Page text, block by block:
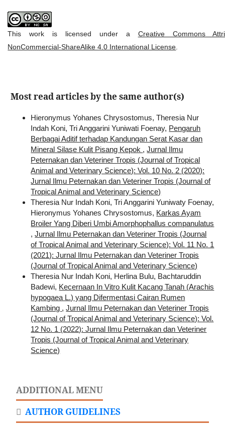
This work is licensed under a Creative Commons
NonCommercial-ShareAlike 4.0 International License
Most read articles by the same author(s)
Hieronymus Yohanes Chrysostomus, Theresia Nur
Indah Koni, Tri Anggarini Yuniwati Foenay, Pengaruh
Berbagai Aditif terhadap Kandungan Serat Kasar dan
Mineral Silase Kulit Pisang Kepok ,Jurnal Ilmu
Peternakan dan Veteriner Tropis (Journal of Tropical
Animal and Veterinary Science): Vol. 10 No. 2 (2020):
Jurnal Ilmu Peternakan dan Veteriner Tropis (Journal of
Tropical Animal and Veterinary Science)
Theresia Nur Indah Koni, Tri Anggarini Yuniwaty Foenay,
Hieronymus Yohanes Chrysostomus, Karkas Ayam
Broiler Yang Diberi Umbi Amorphophallus companulatus
,Jurnal Ilmu Peternakan dan Veteriner Tropis (Journal
of Tropical Animal and Veterinary Science): Vol. 11 No. 1
(2021): Jurnal Ilmu Peternakan dan Veteriner Tropis
(Journal of Tropical Animal and Veterinary Science)
Theresia Nur Indah Koni, Herlina Bulu, Bachtaruddin
Badewi, Kecernaan In Vitro Kulit Kacang Tanah (Arachis
hypogaea L.) yang Difermentasi Cairan Rumen
Kambing ,Jurnal Ilmu Peternakan dan Veteriner Tropis
(Journal of Tropical Animal and Veterinary Science): Vol.
12 No. 1 (2022): Jurnal Ilmu Peternakan dan Veteriner
Tropis (Journal of Tropical Animal and Veterinary
Science)
ADDITIONAL MENU
AUTHOR GUIDELINES